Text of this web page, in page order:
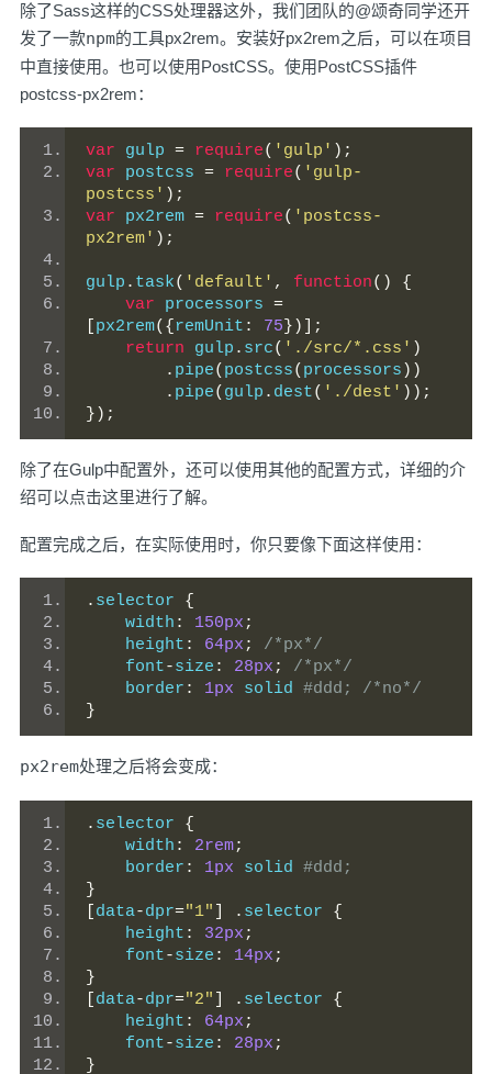
除了Sass这样的CSS处理器这外，我们团队的@颂奇同学还开
发了一款npm的工具px2rem。安装好px2rem之后，可以在项目
中直接使用。也可以使用PostCSS。使用PostCSS插件
postcss-px2rem：
var gulp = require( 'gulp' );
var postcss = require( 'gulp-
postcss' );
var px2rem = require( 'postcss-
px2rem' );
gulp . task( 'default' , function()
{
var processors =
px2rem({ remUnit : 75 })];
return gulp . src( './src/*.css' )
. pipe( postcss( processors ))
. pipe( gulp . dest( './dest' ));
});
除了在Gulp中配置外，还可以使用其他的配置方式，详细的介
绍可以 点击这里进行了解。
配置完成之后，在实际使用时，你只要像下面这样使用：
. selector {
    width
: 150px ;
    height
: 64px ;
/*px*/
    font
-size : 28px ;
/*px*/
    border
: 1px solid #ddd; /*no*/
}
px2rem处理之后将会变成：
. selector {
    width
: 2rem;
    border
: 1px solid #ddd;
}
data-dpr="1" . selector {
    height
: 32px ;
    font
-size : 14px ;
}
data-dpr="2" . selector {
    height
: 64px ;
    font
-size : 28px ;
}